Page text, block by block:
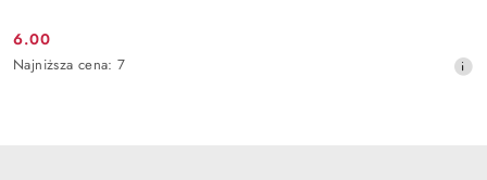
Cena
promocyjna:
6.00
Najniższa
Najniższa cena: 7